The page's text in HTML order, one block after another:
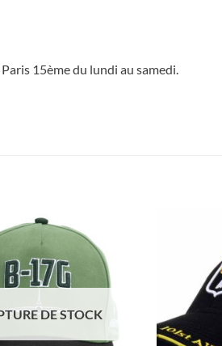
15ème du lundi au samedi.
DE STOCK